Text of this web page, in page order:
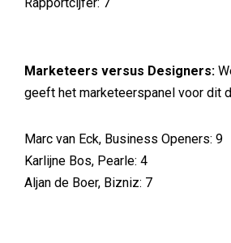
Marketeers versus Designers:
geeft het marketeerspanel voor dit
Marc van Eck, Business Openers: 9
Karlijne Bos, Pearle: 4
Aljan de Boer, Bizniz: 7